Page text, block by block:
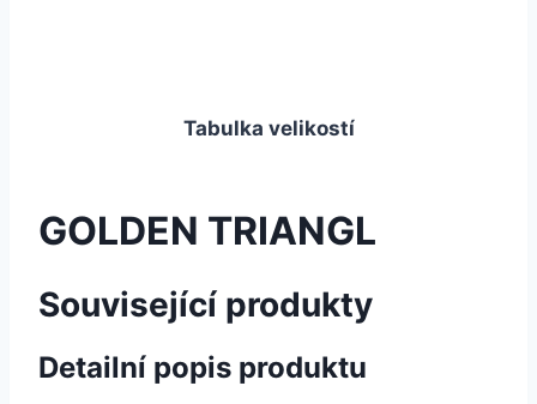
Tabulka velikostí
GOLDEN TRIANGL
Související produkty
Detailní popis produktu